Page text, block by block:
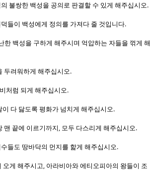
불쌍한 백성을 공의로 판결할 수 있게 해주십시오.
들이 백성에게 정의를 가져다 줄 것입니다.
한 백성을 구하게 해주시며 억압하는 자들을 꺾게 해
두려워하게 해주십시오.
처럼 되게 해주십시오.
이 다 닳도록 평화가 넘치게 해주십시오.
맨 끝에 이르기까지, 모두 다스리게 해주십시오.
들도 땅바닥의 먼지를 핥게 해주십시오.
게 해주시고, 아라비아와 에티오피아의 왕들이 조